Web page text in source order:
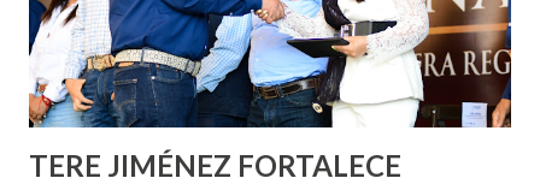
Asunción, Avenida Alameda y Decreto 27 de Septiembre, en
los edificios FOVISSSTE Ojo de Agua, en la comunidad
Norias de Paso Hondo y en los edificios de...
TERE JIMÉNEZ FORTALECE